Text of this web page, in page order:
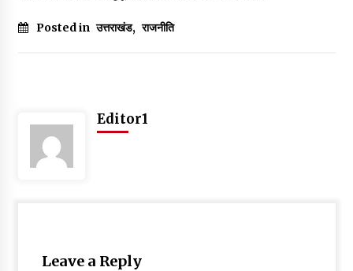
Posted in उत्तराखंड, राजनीति
Editor1
Leave a Reply